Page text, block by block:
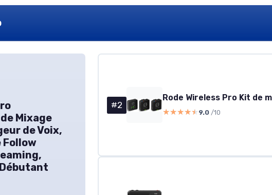
Mixage
de Voix,
Follow
#2
★★★★★
★★★★★ 9.0 /10